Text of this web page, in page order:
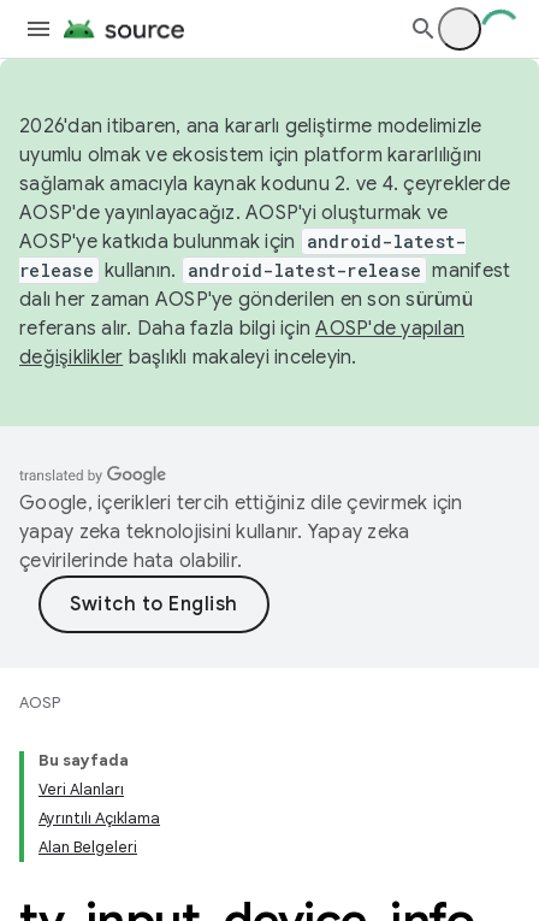
2026'dan itibaren, ana kararlı geliştirme modelimizle
uyumlu olmak ve ekosistem için platform kararlılığını
sağlamak amacıyla kaynak kodunu 2. ve 4. çeyreklerde
AOSP'de yayınlayacağız. AOSP'yi oluşturmak ve
AOSP'ye katkıda bulunmak için
android-latest-
release kullanın. android-latest-release manifest
dalı her zaman AOSP'ye gönderilen en son sürümü
referans alır. Daha fazla bilgi içinAOSP'de yapılan
değişiklikler başlıklı makaleyi inceleyin.
Google, içerikleri tercih ettiğiniz dile çevirmek için
yapay zeka teknolojisini kullanır. Yapay zeka
çevirilerinde hata olabilir.
AOSP
Bu sayfada
Veri Alanları
Ayrıntılı Açıklama
Alan Belgeleri